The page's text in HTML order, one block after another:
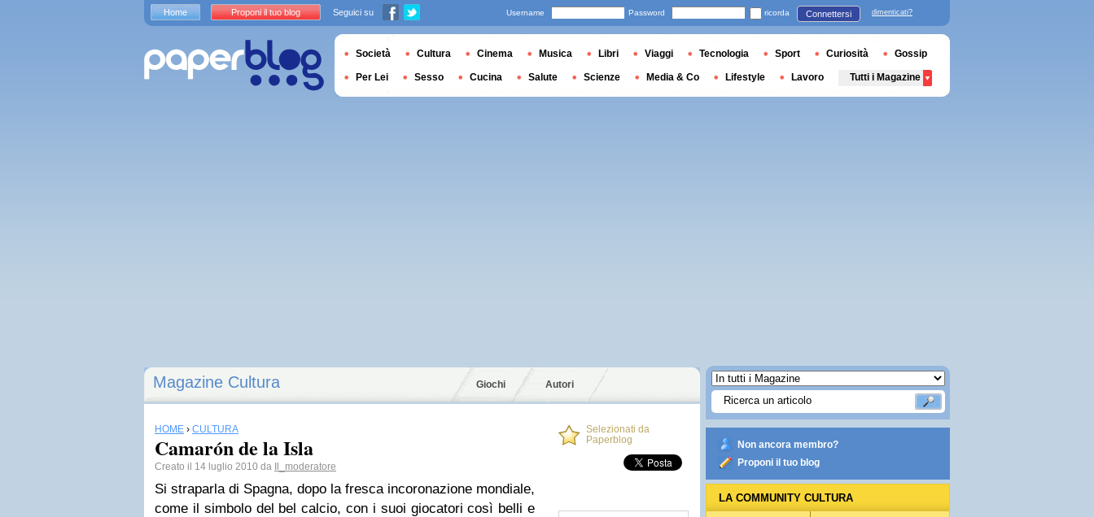
Magazine Cultura Giochi Autori
HOME › CULTURA
Camarón de la Isla
Creato il 14 luglio 2010 da Il_moderatore
Si straparla di Spagna, dopo la fresca incoronazione mondiale,
come il simbolo del bel calcio, con i suoi giocatori così belli e
Selezionati da
Paperblog
Non ancora membro?
Proponi il tuo blog
LA COMMUNITY CULTURA
Home Proponi il tuo blog Seguici su Username Password ricorda Connettersi dimenticati?
Società Cultura Cinema Musica Libri Viaggi Tecnologia Sport Curiosità Gossip
Per Lei Sesso Cucina Salute Scienze Media & Co Lifestyle Lavoro Tutti i Magazine